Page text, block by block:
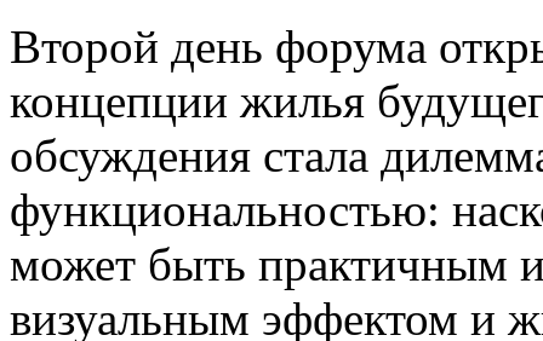
Второй день форума
концепции жилья
обсуждения стала
функциональностью:
может быть практичным
визуальным эффектом и